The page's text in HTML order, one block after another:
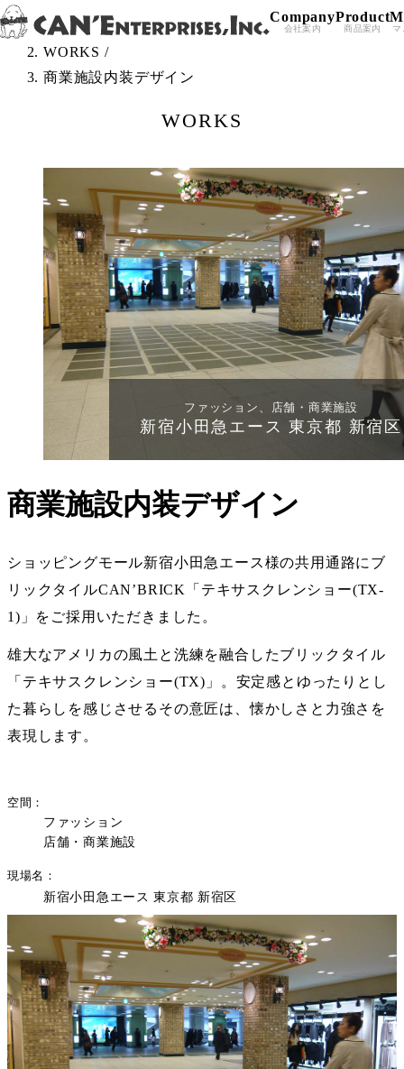
Skip to content
Company
会社案内
Product
商品案内 マ
TOP /
WORKS /
商業施設内装デザイン
WORKS
ファッション、店舗・商業施設
新宿小田急エース 東京都 新宿区
商業施設内装デザイン
ショッピングモール新宿小田急エース様の共用通路にブ
リックタイルCAN’BRICK「テキサスクレンショー(TX-
1)」をご採用いただきました。
雄大なアメリカの風土と洗練を融合したブリックタイル
「テキサスクレンショー(TX)」。安定感とゆったりとし
た暮らしを感じさせるその意匠は、懐かしさと力強さを
表現します。
空間
ファッション
店舗・商業施設
現場名
新宿小田急エース 東京都 新宿区